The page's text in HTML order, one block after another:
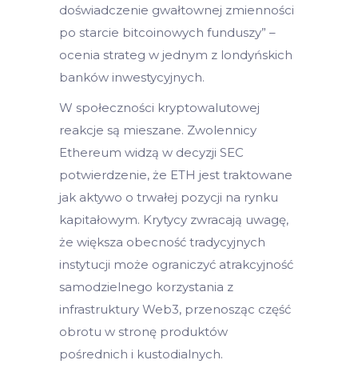
doświadczenie gwałtownej zmienności
po starcie bitcoinowych funduszy” –
ocenia strateg w jednym z londyńskich
banków inwestycyjnych.
W społeczności kryptowalutowej
reakcje są mieszane. Zwolennicy
Ethereum widzą w decyzji SEC
potwierdzenie, że ETH jest traktowane
jak aktywo o trwałej pozycji na rynku
kapitałowym. Krytycy zwracają uwagę,
że większa obecność tradycyjnych
instytucji może ograniczyć atrakcyjność
samodzielnego korzystania z
infrastruktury Web3, przenosząc część
obrotu w stronę produktów
pośrednich i kustodialnych.